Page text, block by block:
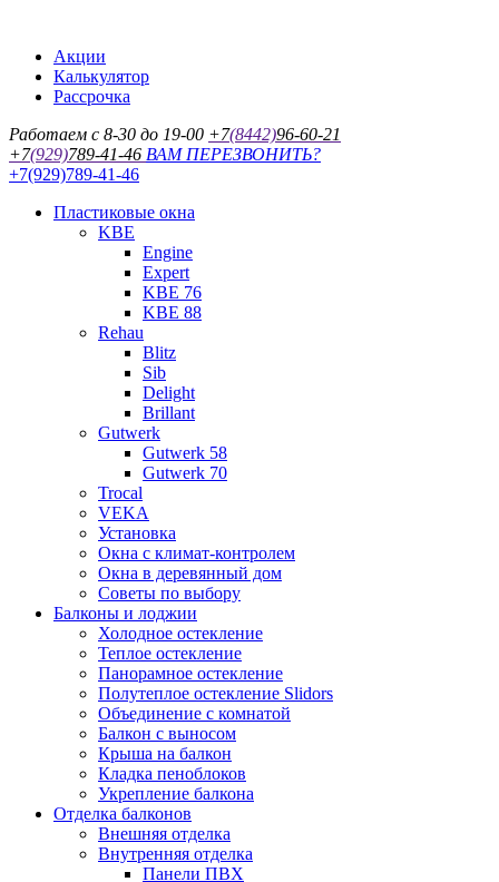
Акции
Калькулятор
Рассрочка
Работаем с 8-30 до 19-00 +7(8442)96-60-21
+7(929)789-41-46 ВАМ ПЕРЕЗВОНИТЬ?
+7(929)789-41-46
Пластиковые окна
KBE
Engine
Expert
KBE 76
KBE 88
Rehau
Blitz
Sib
Delight
Brillant
Gutwerk
Gutwerk 58
Gutwerk 70
Trocal
VEKA
Установка
Окна с климат-контролем
Окна в деревянный дом
Советы по выбору
Балконы и лоджии
Холодное остекление
Теплое остекление
Панорамное остекление
Полутеплое остекление Slidors
Объединение с комнатой
Балкон с выносом
Крыша на балкон
Кладка пеноблоков
Укрепление балкона
Отделка балконов
Внешняя отделка
Внутренняя отделка
Панели ПВХ